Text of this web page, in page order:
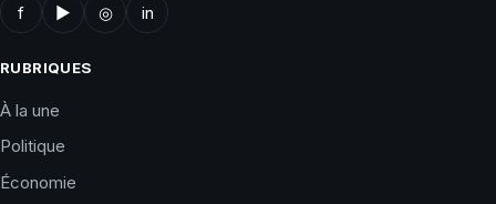
f ▶ ◎ in
RUBRIQUES
À la une
Politique
Économie